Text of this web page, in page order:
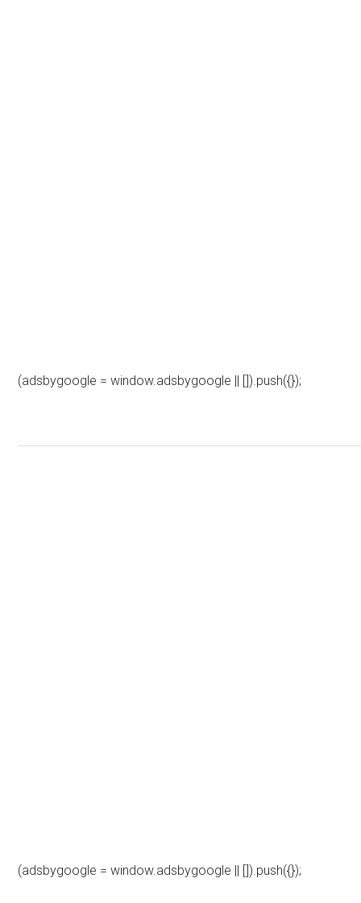
(adsbygoogle = window.adsbygoogle || []).push({});
(adsbygoogle = window.adsbygoogle || []).push({});